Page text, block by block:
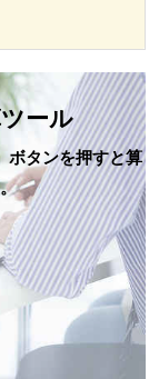
ール
ボタンを押すと算